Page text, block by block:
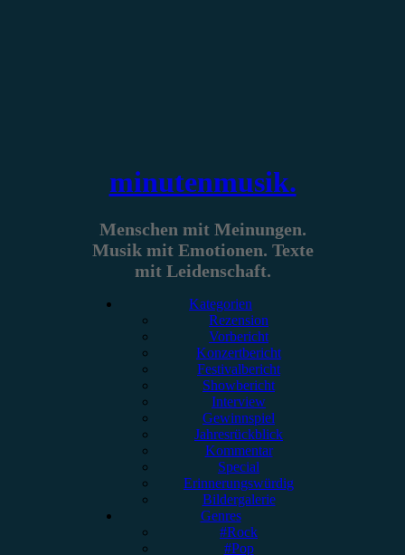
minutenmusik.
Menschen mit Meinungen.
Musik mit Emotionen. Texte
mit Leidenschaft.
Kategorien
Rezension
Vorbericht
Konzertbericht
Festivalbericht
Showbericht
Interview
Gewinnspiel
Jahresrückblick
Kommentar
Special
Erinnerungswürdig
Bildergalerie
Genres
#Rock
#Pop